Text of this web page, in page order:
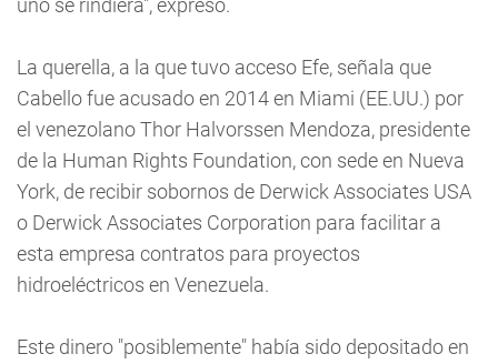
La querella, a la que tuvo acceso Efe, señala que
Cabello fue acusado en 2014 en Miami (EE.UU.) por
el venezolano Thor Halvorssen Mendoza, presidente
de la Human Rights Foundation, con sede en Nueva
York, de recibir sobornos de Derwick Associates USA
o Derwick Associates Corporation para facilitar a
esta empresa contratos para proyectos
hidroeléctricos en Venezuela.
Este dinero "posiblemente" había sido depositado en